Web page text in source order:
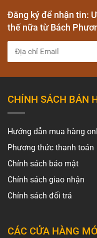
Đăng ký để nhận tin:
thế nữa từ Bách
CHÍNH SÁCH BÁN
Hướng dẫn mua hàng
Phương thức thanh toán
Chính sách bảo mật
Chính sách giao nhận
Chính sách đổi trả
CÁC CỬA HÀNG